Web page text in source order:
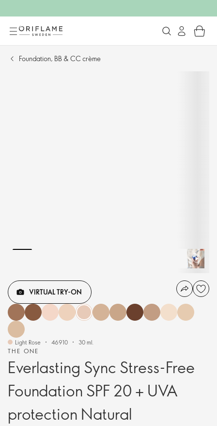
Foundation, BB & CC crème
THE ONE
Everlasting Sync Stress-Free
Foundation SPF 20 + UVA
protection Natural
VIRTUAL TRY-ON
Light Rose 46910 30 ml.